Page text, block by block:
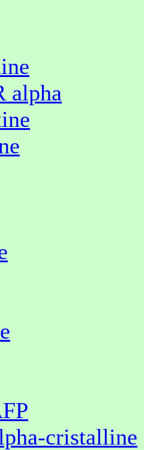
alpha
cristalline